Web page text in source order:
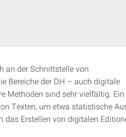
an der Schnittstelle von
Bereiche der DH – auch digitale
Methoden sind sehr vielfältig.
Texten, um etwa statistische
das Erstellen von digitalen